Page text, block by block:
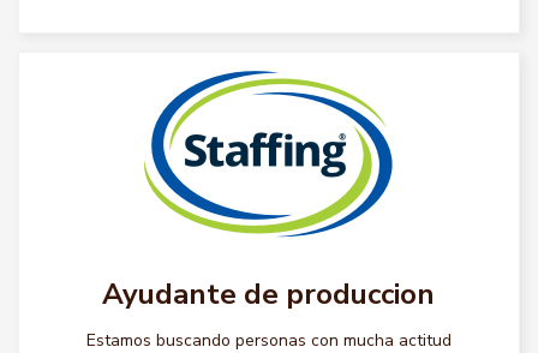
Ayudante de produccion
Estamos buscando personas con mucha actitud